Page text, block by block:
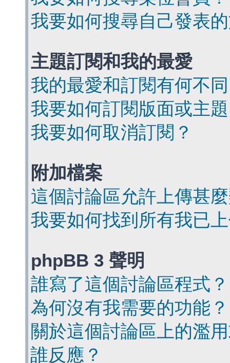
我要如何搜尋自己發表
主題訂閱和我的最愛
我的最愛和訂閱有何不
我要如何訂閱版面或主
我要如何取消訂閱？
附加檔案
這個討論區允許上傳甚
我要如何找到所有我已
phpBB 3 聲明
誰寫了這個討論區程式？
為何沒有我需要的功能？
關於這個討論區上的濫
誰反應？